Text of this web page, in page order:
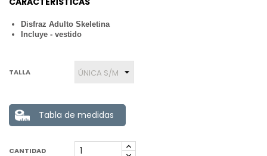
Disfraz Adulto Skeletina
Incluye - vestido
TALLA
Tabla de medidas
CANTIDAD